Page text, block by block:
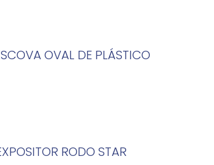
ESCOVA OVAL DE PLÁSTICO
EXPOSITOR RODO STAR